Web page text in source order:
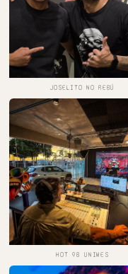
JOSELITO NO REBÚ
HOT 98 UNIMES